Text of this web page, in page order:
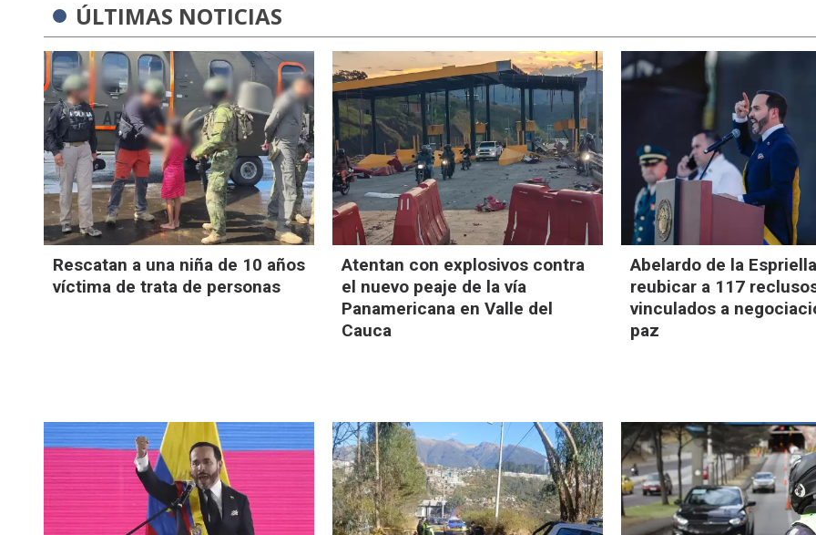
ÚLTIMAS NOTICIAS
Rescatan a una niña de 10 años
víctima de trata de personas
Atentan con explosivos contra
el nuevo peaje de la vía
Panamericana en Valle del
Cauca
Abelardo de la
reubicar a 117
vinculados a
paz